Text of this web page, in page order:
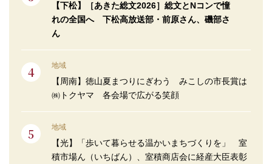
【下松】［あきた総文2026］総文とNコンで憧
れの全国へ 下松高放送部・前原さん、磯部さ
ん
地域
【周南】徳山夏まつりにぎわう みこしの市長賞は
㈱トクヤマ 各会場で広がる笑顔
地域
【光】「歩いて暮らせる温かいまちづくりを」 室
積市場ん（いちばん）、室積商店会に経産大臣表彰